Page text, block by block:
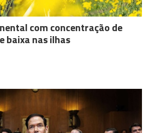
com concentração de
baixa nas ilhas